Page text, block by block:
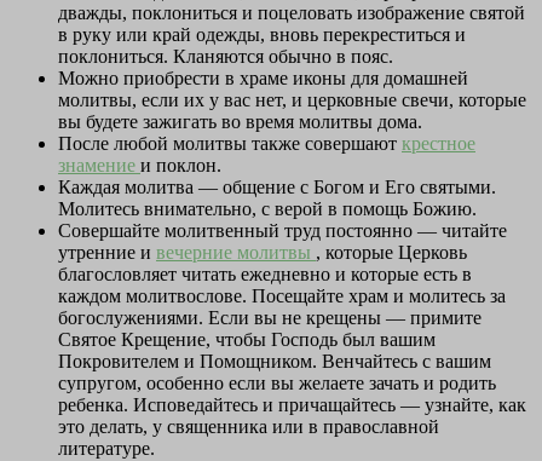
дважды, поклониться и поцеловать изображение святой
в руку или край одежды, вновь перекреститься и
поклониться. Кланяются обычно в пояс.
Можно приобрести в храме иконы для домашней
молитвы, если их у вас нет, и церковные свечи, которые
вы будете зажигать во время молитвы дома.
После любой молитвы также совершают крестное
знамение и поклон.
Каждая молитва — общение с Богом и Его святыми.
Молитесь внимательно, с верой в помощь Божию.
Совершайте молитвенный труд постоянно — читайте
утренние и вечерние молитвы , которые Церковь
благословляет читать ежедневно и которые есть в
каждом молитвослове. Посещайте храм и молитесь за
богослужениями. Если вы не крещены — примите
Святое Крещение, чтобы Господь был вашим
Покровителем и Помощником. Венчайтесь с вашим
супругом, особенно если вы желаете зачать и родить
ребенка. Исповедайтесь и причащайтесь — узнайте, как
это делать, у священника или в православной
литературе.